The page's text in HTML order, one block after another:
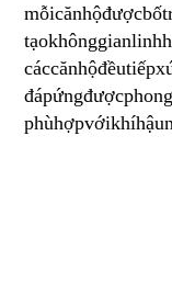
mỗicănhộđượcbố
tạokhônggianlinh
cáccănhộđềutiếp
đápứngđược
phùhợpvớikhíhậu